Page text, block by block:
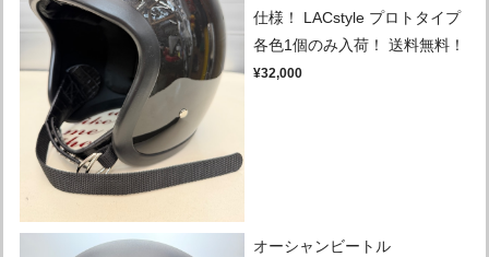
仕様！ LACstyle プロトタイプ
各色1個のみ入荷！ 送料無料！
¥32,000
オーシャンビートル